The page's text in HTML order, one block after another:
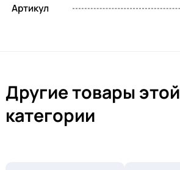
Артикул
Другие товары этой
категории